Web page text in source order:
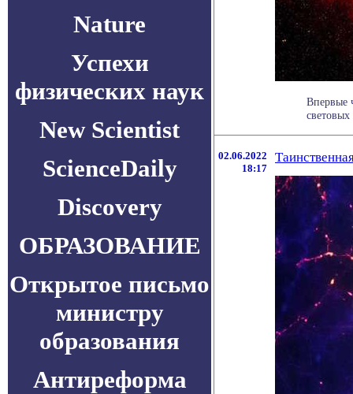
Nature
Успехи
физических наук
New Scientist
ScienceDaily
Discovery
ОБРАЗОВАНИЕ
Открытое письмо
министру
образования
Антиреформа
Впервые
02.06.2022
18:17